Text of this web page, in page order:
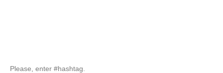
Please, enter #hashtag.